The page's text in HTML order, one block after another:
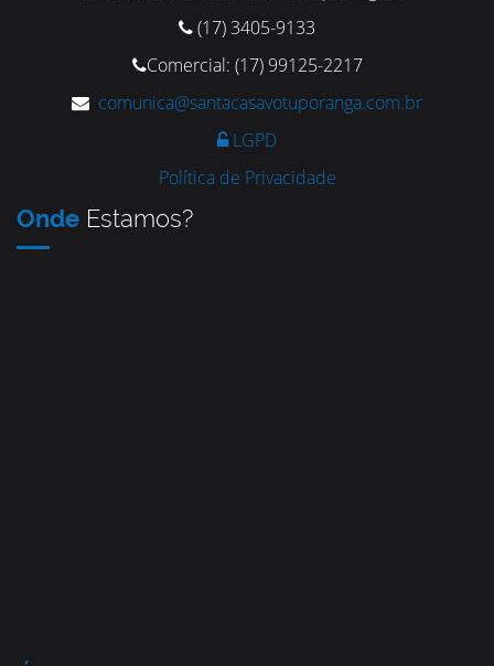
(17) 3405-9133
Comercial: (17) 99125-2217
comunica@santacasavotuporanga.com.br
LGPD
Política de Privacidade
Onde Estamos?